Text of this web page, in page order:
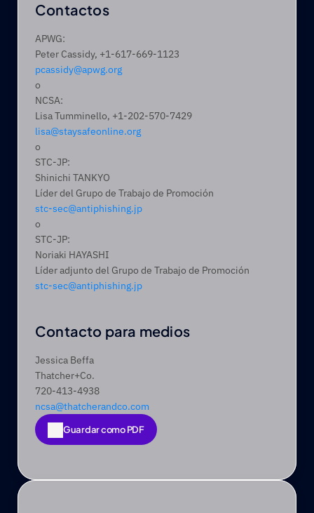
Contactos
APWG:
Peter Cassidy, +1-617-669-1123
pcassidy@apwg.org
o
NCSA:
Lisa Tumminello, +1-202-570-7429
lisa@staysafeonline.org
o
STC-JP:
Shinichi TANKYO
Líder del Grupo de Trabajo de Promoción
stc-sec@antiphishing.jp
o
STC-JP:
Noriaki HAYASHI
Líder adjunto del Grupo de Trabajo de Promoción
stc-sec@antiphishing.jp
Contacto para medios
Jessica Beffa
Thatcher+Co.
720-413-4938
ncsa@thatcherandco.com
Guardar como PDF
Guardar como PDF